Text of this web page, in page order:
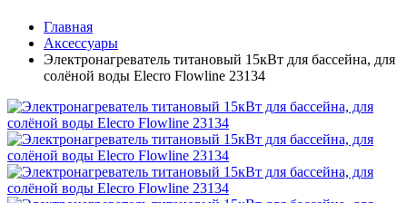
Главная
Аксессуары
Электронагреватель титановый 15кВт для бассейна, для
солёной воды Elecro Flowline 23134